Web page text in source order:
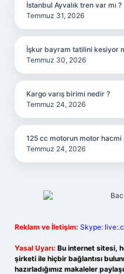
İstanbul Ayvalık tren var mı ?
Temmuz 31, 2026
İşkur bayram tatilini kesiyor
Temmuz 30, 2026
Kargo varış birimi nedir ?
Temmuz 24, 2026
125 cc motorun motor hacmi
Temmuz 24, 2026
Reklam ve İletişim: Skype:
Yasal Uyarı: Bu internet sitesi,
şirketi ile hiçbir bağlantısı
hazırladığımız makaleler